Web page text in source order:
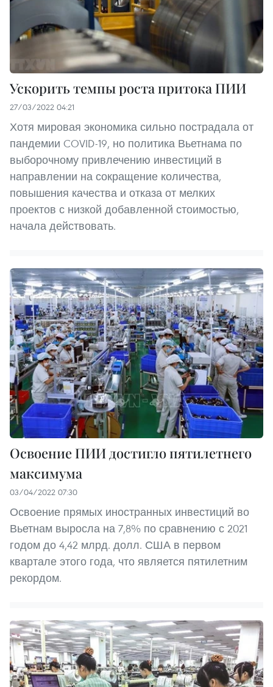
Ускорить темпы роста притока ПИИ
27/03/2022 04:21
Хотя мировая экономика сильно пострадала от
пандемии COVID-19, но политика Вьетнама по
выборочному привлечению инвестиций в
направлении на сокращение количества,
повышения качества и отказа от мелких
проектов с низкой добавленной стоимостью,
начала действовать.
Освоение ПИИ достигло пятилетнего
максимума
03/04/2022 07:30
Освоение прямых иностранных инвестиций во
Вьетнам выросла на 7,8% по сравнению с 2021
годом до 4,42 млрд. долл. США в первом
квартале этого года, что является пятилетним
рекордом.